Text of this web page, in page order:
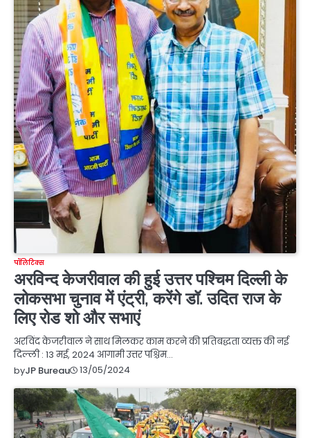
पॉलिटिक्स
अरविन्द केजरीवाल की हुई उत्तर पश्चिम दिल्ली के
लोकसभा चुनाव में एंट्री, करेंगे डॉ. उदित राज के
लिए रोड शो और सभाएं
अरविंद केजरीवाल ने साथ मिलकर काम करने की प्रतिबद्धता व्यक्त की नई
दिल्ली : 13 मई, 2024 आगामी उत्तर पश्चिम…
byJP Bureau 13/05/2024